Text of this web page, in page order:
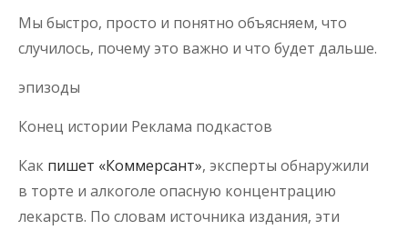
Мы быстро, просто и понятно объясняем, что
случилось, почему это важно и что будет дальше.
эпизоды
Конец истории Реклама подкастов
Как пишет «Коммерсант», эксперты обнаружили
в торте и алкоголе опасную концентрацию
лекарств. По словам источника издания, эти